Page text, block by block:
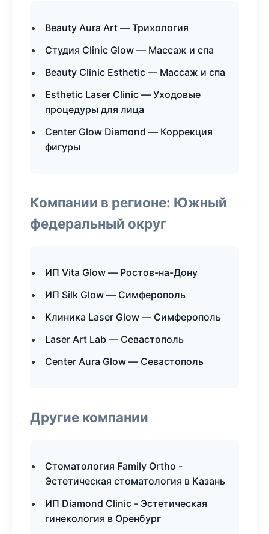
Beauty Aura Art — Трихология
Студия Clinic Glow — Массаж и спа
Beauty Clinic Esthetic — Массаж и спа
Esthetic Laser Clinic — Уходовые
процедуры для лица
Center Glow Diamond — Коррекция
фигуры
Компании в регионе: Южный
федеральный округ
ИП Vita Glow — Ростов-на-Дону
ИП Silk Glow — Симферополь
Клиника Laser Glow — Симферополь
Laser Art Lab — Севастополь
Center Aura Glow — Севастополь
Другие компании
Стоматология Family Ortho -
Эстетическая стоматология в Казань
ИП Diamond Clinic - Эстетическая
гинекология в Оренбург